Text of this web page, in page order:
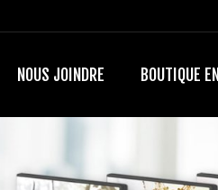
NOUS JOINDRE BOUTIQUE